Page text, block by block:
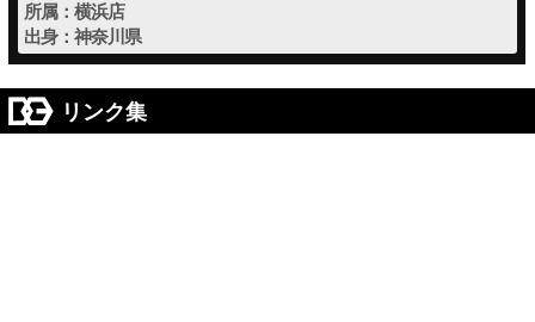
所属：横浜店
出身：神奈川県
リンク集